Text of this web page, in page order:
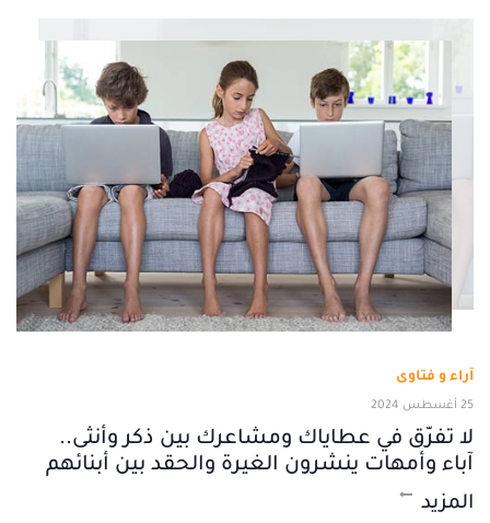
آراء و فتاوى
25 أغسطس 2024
لا تفرّق في عطاياك ومشاعرك بين ذكر وأنثى..
آباء وأمهات ينشرون الغيرة والحقد بين أبنائهم
المزيد